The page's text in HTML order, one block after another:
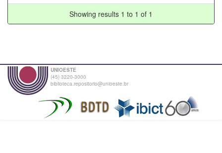
Showing results 1 to 1 of 1
UNIOESTE
(45) 3220-3000
biblioteca.repositorio@unioeste.br